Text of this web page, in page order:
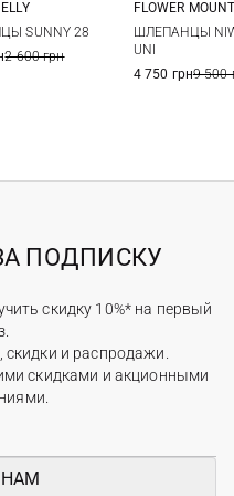
SUNNY 28
2 600 грн
40
41
FLOWER
ШЛЕПАНЦЫ
UNI
4 750 грн9 500
ПОДПИСКУ
скидку 10%* на первый
и распродажи.
скидками и акционными